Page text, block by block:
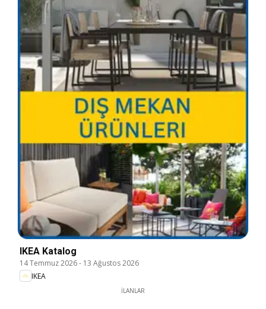
IKEA Katalog
14 Temmuz 2026- 13 Ağustos 2026
IKEA
İLANLAR